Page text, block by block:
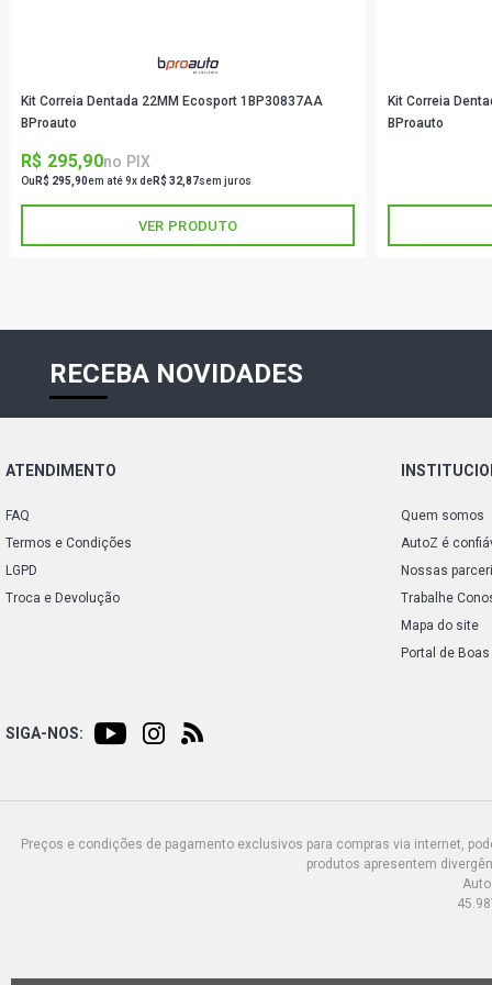
Kit Correia Dentada 22MM Ecosport 1BP30837AA
BProauto
R$ 295,90no PIX
Ou R$ 295,90em até 9x deR$ 32,87sem juros
VER PRODUTO
Kit Correia
BProauto
RECEBA NOVIDADES
ATENDIMENTO
FAQ
Termos e Condições
LGPD
Troca e Devolução
Quem somos
AutoZ é
Nossas
Trabalhe
Mapa do site
Portal de
SIGA-NOS:
Preços e condições de pagamento exclusivos para compras via internet,
produtos apresentem